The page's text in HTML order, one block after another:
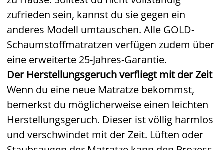
zufrieden sein, kannst du sie gegen ein
anderes Modell umtauschen. Alle GOLD-
Schaumstoffmatratzen verfügen zudem über
eine erweiterte 25-Jahres-Garantie.
Der Herstellungsgeruch verfliegt mit der Zeit
Wenn du eine neue Matratze bekommst,
bemerkst du möglicherweise einen leichten
Herstellungsgeruch. Dieser ist völlig harmlos
und verschwindet mit der Zeit. Lüften oder